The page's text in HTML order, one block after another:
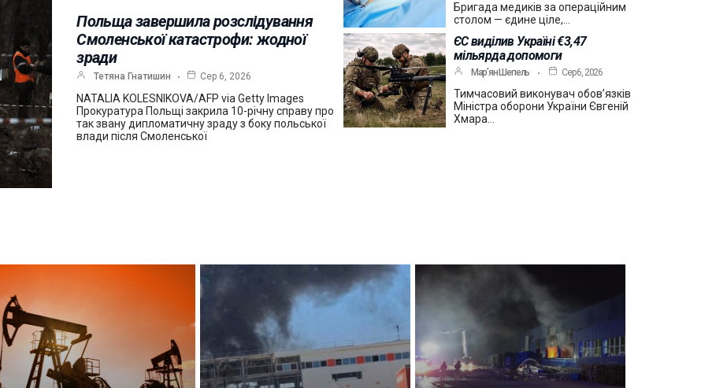
Польща завершила розслідування
Смоленської катастрофи: жодної
зради
Тетяна Гнатишин Сер 6, 2026
NATALIA KOLESNIKOVA/AFP via Getty Images
Прокуратура Польщі закрила 10-річну справу про
так звану дипломатичну зраду з боку польської
влади після Смоленської
Бригада медиків за операційним
столом — єдине ціле,…
ЄС виділив Україні €3,47
мільярда допомоги
Мар’ян Шепель Сер 6, 2026
Тимчасовий виконувач обов’язків
Міністра оборони України Євгеній
Хмара…